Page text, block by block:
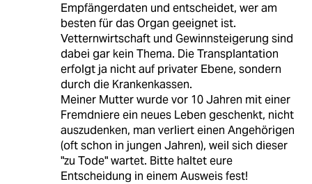
Empfängerdaten und entscheidet, wer am
besten für das Organ geeignet ist.
Vetternwirtschaft und Gewinnsteigerung sind
dabei gar kein Thema. Die Transplantation
erfolgt ja nicht auf privater Ebene, sondern
durch die Krankenkassen.
Meiner Mutter wurde vor 10 Jahren mit einer
Fremdniere ein neues Leben geschenkt, nicht
auszudenken, man verliert einen Angehörigen
(oft schon in jungen Jahren), weil sich dieser
"zu Tode" wartet. Bitte haltet eure
Entscheidung in einem Ausweis fest!